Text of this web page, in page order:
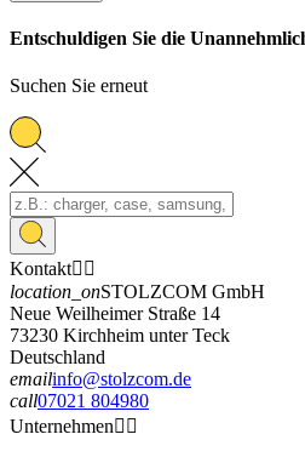
Entschuldigen Sie die
Suchen Sie erneut
Kontakt 
location_onSTOLZCOM GmbH
Neue Weilheimer Straße 14
73230 Kirchheim unter Teck
Deutschland
emailinfo@stolzcom.de
call07021 804980
Unternehmen 